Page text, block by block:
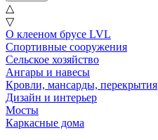
△
▽
О клееном брусе LVL
Спортивные сооружения
Сельское хозяйство
Ангары и навесы
Кровли, мансарды, перекрытия
Дизайн и интерьер
Мосты
Каркасные дома